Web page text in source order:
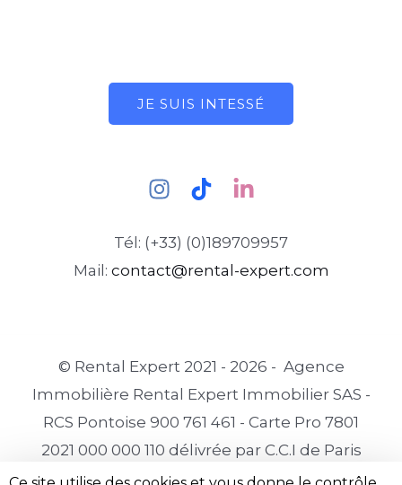
JE SUIS INTESSÉ
Tél: (+33) (0)189709957
Mail: contact@rental-expert.com
© Rental Expert 2021 - 2026 - Agence
Immobilière Rental Expert Immobilier SAS -
RCS Pontoise 900 761 461 - Carte Pro 7801
2021 000 000 110 délivrée par C.C.I de Paris
Île-de-France